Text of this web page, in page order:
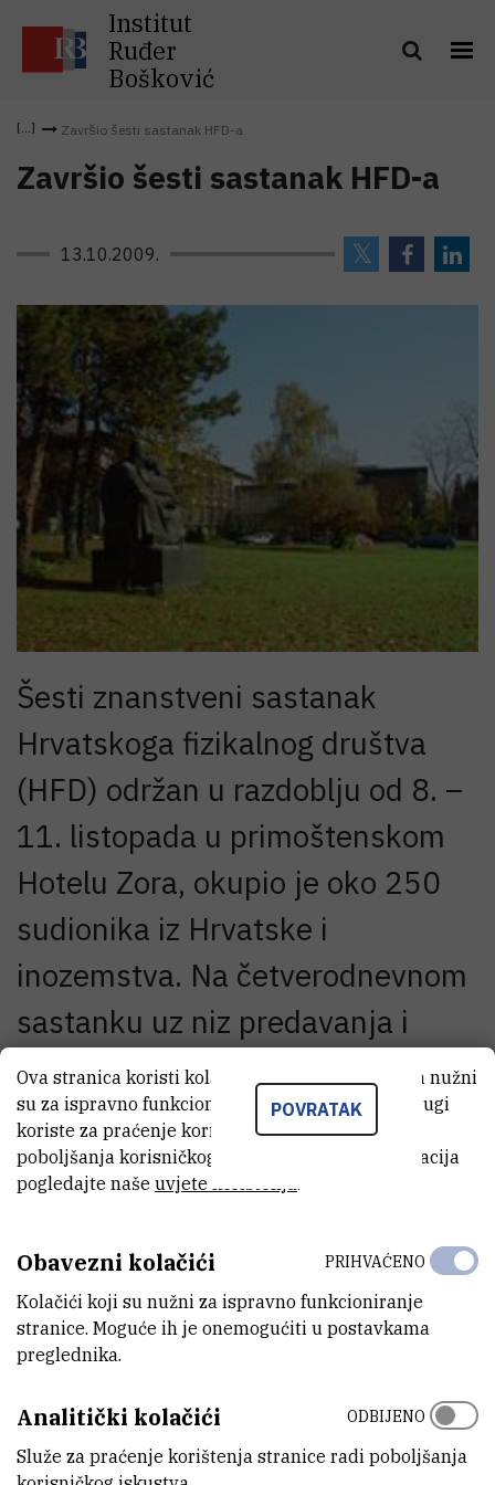
Institut
Ruđer
Bošković
Završio šesti sastanak HFD-a
Završio šesti sastanak HFD-a
13.10.2009.
Šesti znanstveni sastanak
Hrvatskoga fizikalnog društva
(HFD) održan u razdoblju od 8. –
11. listopada u primoštenskom
Hotelu Zora, okupio je oko 250
sudionika iz Hrvatske i
inozemstva. Na četverodnevnom
sastanku uz niz predavanja i
prezentacija znanstvenih radova,
održana su i tri okrugla stola o
temama Gubitak talenata - kamo
i zašto odlaze žene iz fizike,
Financiranje znanosti i Europski
projekti u Hrvatskoj.
Okrugli stol pod nazivom Gubitak talenta-kamo i zašto odlaze
žene iz Fizike, u kojemu je sudjelovala i ravnateljica IRB-a dr. sc.
Danica Ramljak, privukao je veliko zanimanje svih sudionika i medija.
Na tom se okruglom stolu raspravljalo o vrlo ozbiljnom problemu
POVRATAK
Ova stranica koristi kolačiće. Neki od tih kolačića nužni
su za ispravno funkcioniranje stranice, dok se drugi
koriste za praćenje korištenja stranice radi
poboljšanja korisničkog iskustva. Za više informacija
pogledajte naše uvjete korištenja.
Obavezni kolačići
Kolačići koji su nužni za ispravno funkcioniranje
stranice. Moguće ih je onemogućiti u postavkama
preglednika.
PRIHVAĆENO
Analitički kolačići
Služe za praćenje korištenja stranice radi poboljšanja
ODBIJENO